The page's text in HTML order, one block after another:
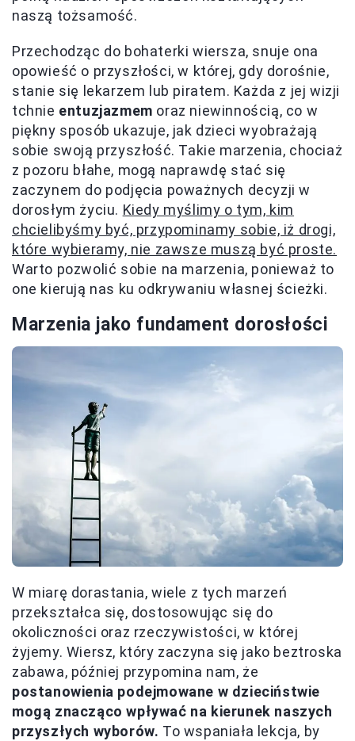
naszą tożsamość.
Przechodząc do bohaterki wiersza, snuje ona
opowieść o przyszłości, w której, gdy dorośnie,
stanie się lekarzem lub piratem. Każda z jej wizji
tchnie entuzjazmem oraz niewinnością, co w
piękny sposób ukazuje, jak dzieci wyobrażają
sobie swoją przyszłość. Takie marzenia, chociaż
z pozoru błahe, mogą naprawdę stać się
zaczynem do podjęcia poważnych decyzji w
dorosłym życiu. Kiedy myślimy o tym, kim
chcielibyśmy być, przypominamy sobie, iż drogi,
które wybieramy, nie zawsze muszą być proste.
Warto pozwolić sobie na marzenia, ponieważ to
one kierują nas ku odkrywaniu własnej ścieżki.
Marzenia jako fundament dorosłości
W miarę dorastania, wiele z tych marzeń
przekształca się, dostosowując się do
okoliczności oraz rzeczywistości, w której
żyjemy. Wiersz, który zaczyna się jako beztroska
zabawa, później przypomina nam, że
postanowienia podejmowane w dzieciństwie
mogą znacząco wpływać na kierunek naszych
przyszłych wyborów. To wspaniała lekcja, by